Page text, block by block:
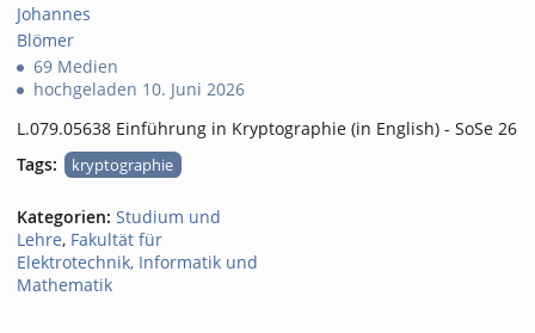
Johannes
Blömer
69 Medien
hochgeladen 10. Juni 2026
L.079.05638 Einführung in Kryptographie (in English) - SoSe 26
Tags:
kryptographie
Kategorien: Studium und
Lehre, Fakultät für
Elektrotechnik, Informatik und
Mathematik